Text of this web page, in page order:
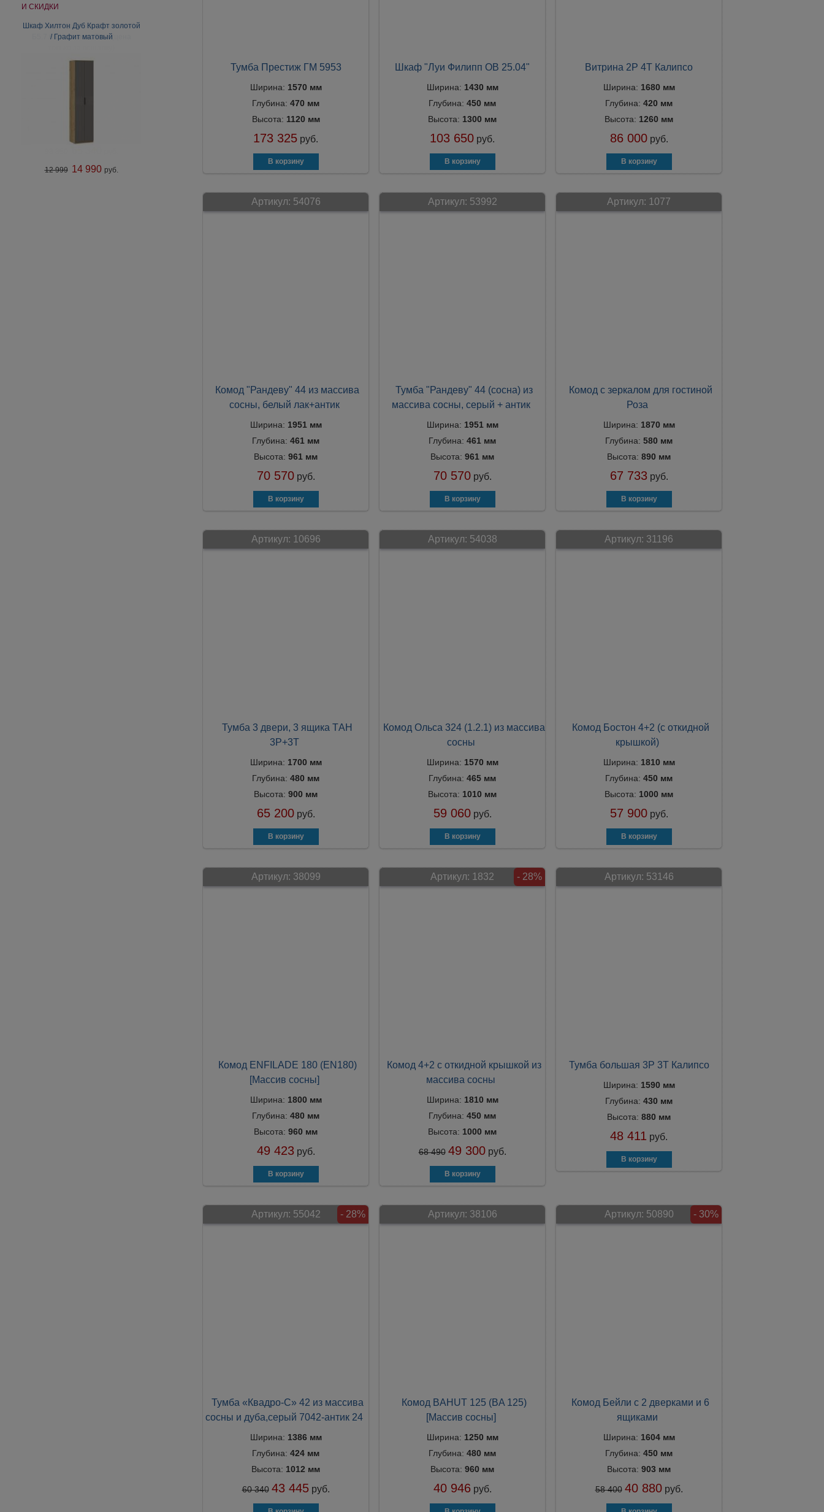
И СКИДКИ
Шкаф Хилтон Дуб Крафт золотой
/ Графит матовый
12 999 14 990 руб.
Тумба Престиж ГМ 5953
Ширина: 1570 мм
Глубина: 470 мм
Высота: 1120 мм
173 325 руб.
Шкаф "Луи Филипп ОВ 25.04"
Ширина: 1430 мм
Глубина: 450 мм
Высота: 1300 мм
103 650 руб.
Витрина 2Р 4Т Калипсо
Ширина: 1680 мм
Глубина: 420 мм
Высота: 1260 мм
86 000 руб.
Артикул: 54076
Комод "Рандеву" 44 из массива
сосны, белый лак+антик
Ширина: 1951 мм
Глубина: 461 мм
Высота: 961 мм
70 570 руб.
Артикул: 53992
Тумба "Рандеву" 44 (сосна) из
массива сосны, серый + антик
Ширина: 1951 мм
Глубина: 461 мм
Высота: 961 мм
70 570 руб.
Артикул: 1077
Комод с зеркалом для гостиной
Роза
Ширина: 1870 мм
Глубина: 580 мм
Высота: 890 мм
67 733 руб.
Артикул: 10696
Тумба 3 двери, 3 ящика ТAH
3P+3T
Ширина: 1700 мм
Глубина: 480 мм
Высота: 900 мм
65 200 руб.
Артикул: 54038
Комод Ольса 324 (1.2.1) из массива
сосны
Ширина: 1570 мм
Глубина: 465 мм
Высота: 1010 мм
59 060 руб.
Артикул: 31196
Комод Бостон 4+2 (с откидной
крышкой)
Ширина: 1810 мм
Глубина: 450 мм
Высота: 1000 мм
57 900 руб.
Артикул: 38099
Комод ENFILADE 180 (EN180)
[Массив сосны]
Ширина: 1800 мм
Глубина: 480 мм
Высота: 960 мм
49 423 руб.
Артикул: 1832 - 28%
Комод 4+2 с откидной крышкой из
массива сосны
Ширина: 1810 мм
Глубина: 450 мм
Высота: 1000 мм
68 490 49 300 руб.
Артикул: 53146
Тумба большая 3P 3T Калипсо
Ширина: 1590 мм
Глубина: 430 мм
Высота: 880 мм
48 411 руб.
Артикул: 55042 - 28%
Тумба «Квадро-С» 42 из массива
сосны и дуба,серый 7042-антик 24
Ширина: 1386 мм
Глубина: 424 мм
Высота: 1012 мм
60 340 43 445 руб.
Артикул: 38106
Комод BAHUT 125 (BA 125)
[Массив сосны]
Ширина: 1250 мм
Глубина: 480 мм
Высота: 960 мм
40 946 руб.
Артикул: 50890 - 30%
Комод Бейли с 2 дверками и 6
ящиками
Ширина: 1604 мм
Глубина: 450 мм
Высота: 903 мм
58 400 40 880 руб.